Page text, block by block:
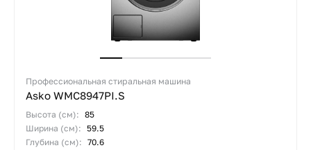
Профессиональная стиральная машина
Asko WMC8947PI.S
Высота (см): 85
Ширина (см): 59.5
Глубина (см): 70.6